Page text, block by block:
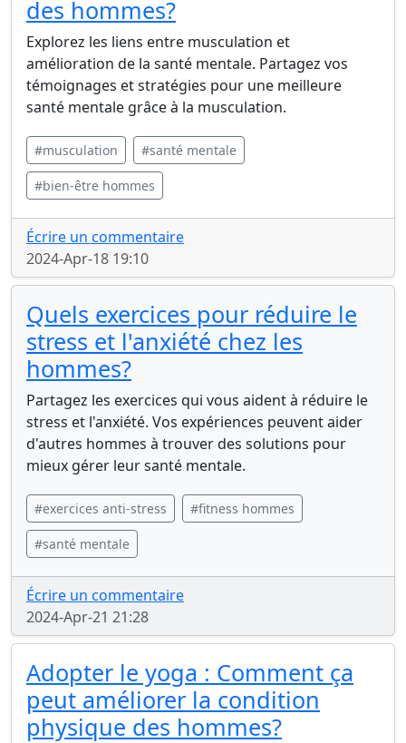
des hommes?
Explorez les liens entre musculation et
amélioration de la santé mentale. Partagez vos
témoignages et stratégies pour une meilleure
santé mentale grâce à la musculation.
#musculation #santé mentale
#bien-être hommes
Écrire un commentaire
2024-Apr-18 19:10
Quels exercices pour réduire le
stress et l'anxiété chez les
hommes?
Partagez les exercices qui vous aident à réduire le
stress et l'anxiété. Vos expériences peuvent aider
d'autres hommes à trouver des solutions pour
mieux gérer leur santé mentale.
#exercices anti-stress #fitness hommes
#santé mentale
Écrire un commentaire
2024-Apr-21 21:28
Adopter le yoga : Comment ça
peut améliorer la condition
physique des hommes?